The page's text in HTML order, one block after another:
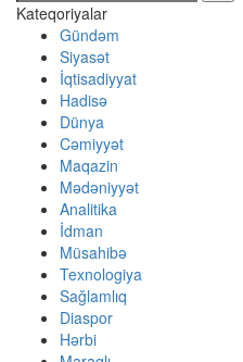
Kateqoriyalar
Gündəm
Siyasət
İqtisadiyyat
Hadisə
Dünya
Cəmiyyət
Maqazin
Mədəniyyət
Analitika
İdman
Müsahibə
Texnologiya
Sağlamlıq
Diaspor
Hərbi